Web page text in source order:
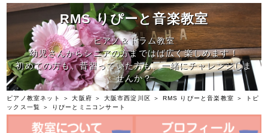
RMS りぴーと音楽教室
ピアノ＆ドラム教室
幼児さんからシニアの方まではば広く楽しめます！
初めての方も、昔習っていた方も、一緒にチャレンジしま
せんか？
ピアノ教室ネット ＞大阪府 ＞ 大阪市西淀川区 ＞ RMS りぴーと音楽教室 ＞
トピ
ックス一覧
＞ りぴーとミニコンサート